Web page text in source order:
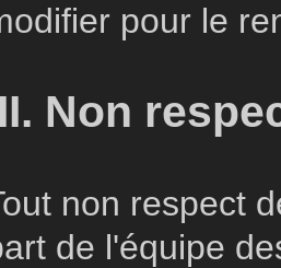
pour le
Non
non respect
de l'équipe